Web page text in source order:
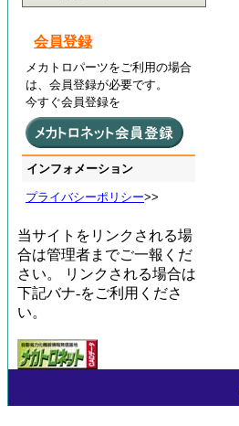
会員登録
メカトロパーツをご利用の場合
は、会員登録が必要です。
今すぐ会員登録を
インフォメーション
プライバシーポリシー>>
当サイトをリンクされる場
合は管理者までご一報くだ
さい。 リンクされる場合は
下記バナ-をご利用くださ
い。